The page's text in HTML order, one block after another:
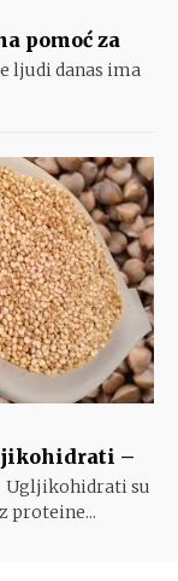
pomoć za
ljudi danas ima
–
Ugljikohidrati su
proteine...